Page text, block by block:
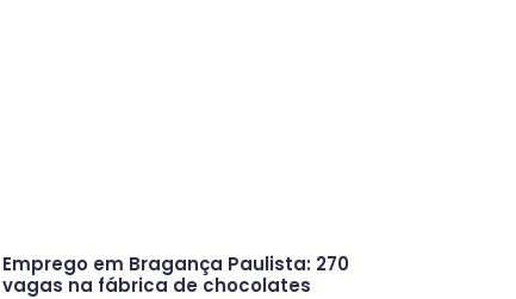
Emprego em Bragança Paulista: 270
vagas na fábrica de chocolates